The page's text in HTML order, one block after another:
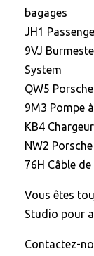
bagages
JH1
9VJ
System
QW5
9M3 Pompe
KB4
NW2
76H Câble
Vous êtes
Studio pour
Contactez-